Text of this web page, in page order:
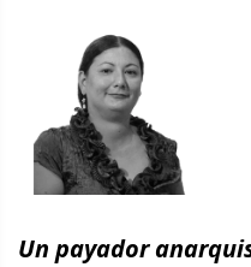
Un payador